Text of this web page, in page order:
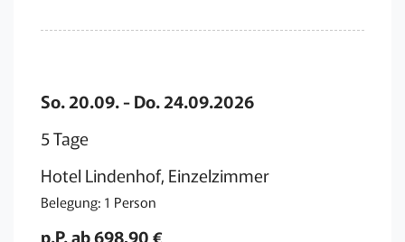
So. 20.09. - Do. 24.09.2026
5 Tage
Hotel Lindenhof, Einzelzimmer
Belegung: 1 Person
p.P. ab 698,90 €